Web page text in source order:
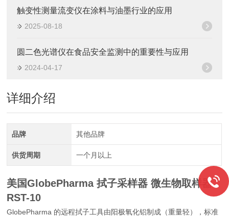
触变性测量流变仪在涂料与油墨行业的应用
2025-08-18
圆二色光谱仪在食品安全监测中的重要性与应用
2024-04-17
详细介绍
品牌 其他品牌
供货周期 一个月以上
美国GlobePharma 拭子采样器 微生物取样器
RST-10
GlobePharma 的远程拭子工具由阳极氧化铝制成（重量轻），标准